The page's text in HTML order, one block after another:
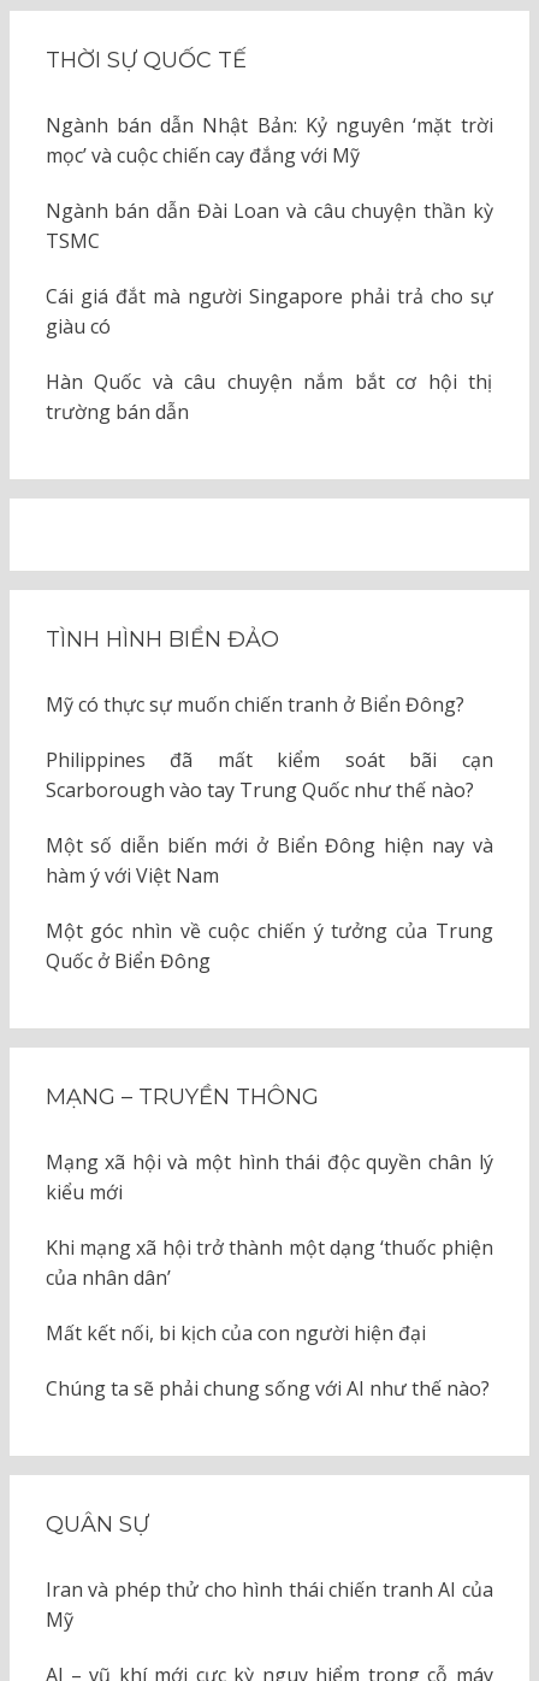
THỜI SỰ QUỐC TẾ
Ngành bán dẫn Nhật Bản: Kỷ nguyên ‘mặt trời
mọc’ và cuộc chiến cay đắng với Mỹ
Ngành bán dẫn Đài Loan và câu chuyện thần kỳ
TSMC
Cái giá đắt mà người Singapore phải trả cho sự
giàu có
Hàn Quốc và câu chuyện nắm bắt cơ hội thị
trường bán dẫn
TÌNH HÌNH BIỂN ĐẢO
Mỹ có thực sự muốn chiến tranh ở Biển Đông?
Philippines đã mất kiểm soát bãi cạn
Scarborough vào tay Trung Quốc như thế nào?
Một số diễn biến mới ở Biển Đông hiện nay và
hàm ý với Việt Nam
Một góc nhìn về cuộc chiến ý tưởng của Trung
Quốc ở Biển Đông
MẠNG – TRUYỀN THÔNG
Mạng xã hội và một hình thái độc quyền chân lý
kiểu mới
Khi mạng xã hội trở thành một dạng ‘thuốc phiện
của nhân dân’
Mất kết nối, bi kịch của con người hiện đại
Chúng ta sẽ phải chung sống với AI như thế nào?
QUÂN SỰ
Iran và phép thử cho hình thái chiến tranh AI của
Mỹ
AI – vũ khí mới cực kỳ nguy hiểm trong cỗ máy